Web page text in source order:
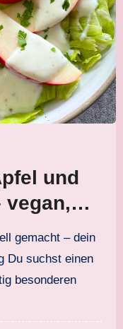
und
Du suchst einen
besonderen